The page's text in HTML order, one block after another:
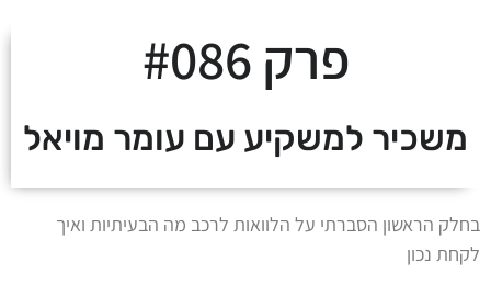
פרק #086
משכיר למשקיע עם עומר מויאל
בחלק הראשון הסברתי על הלוואות לרכב מה הבעיתיות ואיך
לקחת נכון